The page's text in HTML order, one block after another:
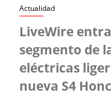
Actualidad
LiveWire
segmento de
eléctricas
nueva S4